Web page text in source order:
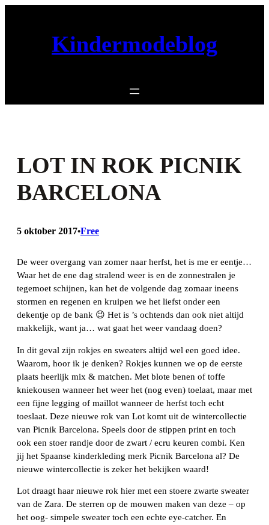
Kindermodeblog
LOT IN ROK PICNIK
BARCELONA
5 oktober 2017•Free
De weer overgang van zomer naar herfst, het is me er eentje…
Waar het de ene dag stralend weer is en de zonnestralen je
tegemoet schijnen, kan het de volgende dag zomaar ineens
stormen en regenen en kruipen we het liefst onder een
dekentje op de bank 😉 Het is ’s ochtends dan ook niet altijd
makkelijk, want ja… wat gaat het weer vandaag doen?
In dit geval zijn rokjes en sweaters altijd wel een goed idee.
Waarom, hoor ik je denken? Rokjes kunnen we op de eerste
plaats heerlijk mix & matchen. Met blote benen of toffe
kniekousen wanneer het weer het (nog even) toelaat, maar met
een fijne legging of maillot wanneer de herfst toch echt
toeslaat. Deze nieuwe rok van Lot komt uit de wintercollectie
van Picnik Barcelona. Speels door de stippen print en toch
ook een stoer randje door de zwart / ecru keuren combi. Ken
jij het Spaanse kinderkleding merk Picnik Barcelona al? De
nieuwe wintercollectie is zeker het bekijken waard!
Lot draagt haar nieuwe rok hier met een stoere zwarte sweater
van de Zara. De sterren op de mouwen maken van deze – op
het oog- simpele sweater toch een echte eye-catcher. En